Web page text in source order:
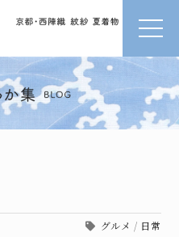
グルメ / 日常